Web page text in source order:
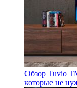
Обзор Tuvio
которые не